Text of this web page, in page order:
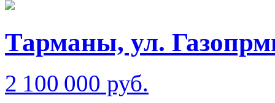
Тарманы, ул.
2 100 000 руб.